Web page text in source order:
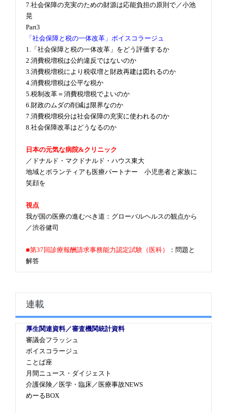
7.社会保障の充実のための財源は応能負担の原則で／小池
晃
Part3
「社会保障と税の一体改革」ボイスコラージュ
1.「社会保障と税の一体改革」をどう評価するか
2.消費税増税は公約違反ではないのか
3.消費税増税により税収増と財政再建は図れるのか
4.消費税増税は公平な税か
5.税制改革＝消費税増税でよいのか
6.財政のムダの削減は限界なのか
7.消費税増税分は社会保障の充実に使われるのか
8.社会保障改革はどうなるのか
日本の元気な病院&クリニック
／ドナルド・マクドナルド・ハウス東大
地域とボランティアも医療パートナー 小児患者と家族に
笑顔を
視点
我が国の医療の進むべき道：グローバルヘルスの観点から
／渋谷健司
■第37回診療報酬請求事務能力認定試験（医科）
：問題と
解答
連載
厚生関連資料／審査機関統計資料
審議会フラッシュ
ボイスコラージュ
ことば座
月間ニュース・ダイジェスト
介護保険／医学・臨床／医療事故NEWS
めーるBOX